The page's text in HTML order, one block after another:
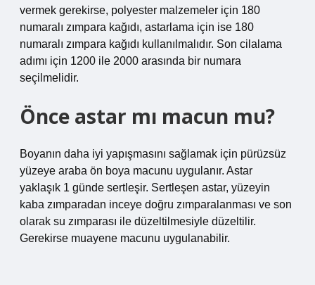
vermek gerekirse, polyester malzemeler için 180
numaralı zımpara kağıdı, astarlama için ise 180
numaralı zımpara kağıdı kullanılmalıdır. Son cilalama
adımı için 1200 ile 2000 arasında bir numara
seçilmelidir.
Önce astar mı macun mu?
Boyanın daha iyi yapışmasını sağlamak için pürüzsüz
yüzeye araba ön boya macunu uygulanır. Astar
yaklaşık 1 günde sertleşir. Sertleşen astar, yüzeyin
kaba zımparadan inceye doğru zımparalanması ve son
olarak su zımparası ile düzeltilmesiyle düzeltilir.
Gerekirse muayene macunu uygulanabilir.